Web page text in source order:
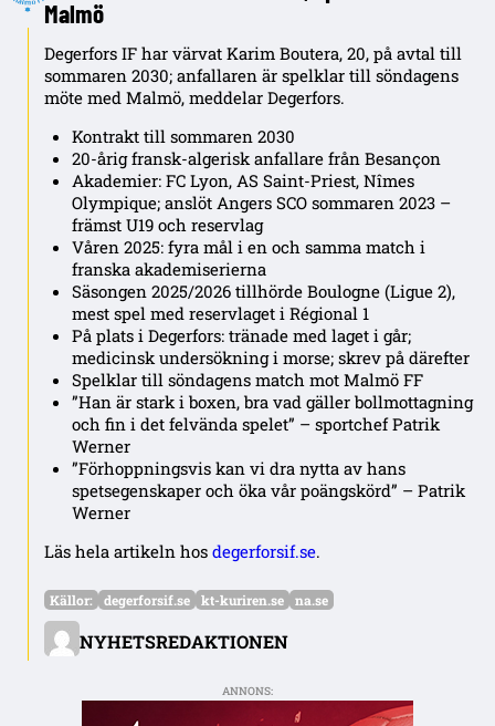
Malmö
Degerfors IF har värvat Karim Boutera, 20, på avtal till
sommaren 2030; anfallaren är spelklar till söndagens
möte med Malmö, meddelar Degerfors.
Kontrakt till sommaren 2030
20-årig fransk-algerisk anfallare från Besançon
Akademier: FC Lyon, AS Saint-Priest, Nîmes
Olympique; anslöt Angers SCO sommaren 2023 –
främst U19 och reservlag
Våren 2025: fyra mål i en och samma match i
franska akademiserierna
Säsongen 2025/2026 tillhörde Boulogne (Ligue 2),
mest spel med reservlaget i Régional 1
På plats i Degerfors: tränade med laget i går;
medicinsk undersökning i morse; skrev på därefter
Spelklar till söndagens match mot Malmö FF
”Han är stark i boxen, bra vad gäller bollmottagning
och fin i det felvända spelet” – sportchef Patrik
Werner
”Förhoppningsvis kan vi dra nytta av hans
spetsegenskaper och öka vår poängskörd” – Patrik
Werner
Läs hela artikeln hos degerforsif.se.
NYHETSREDAKTIONEN
Källor: degerforsif.se kt-kuriren.se na.se
ANNONS: